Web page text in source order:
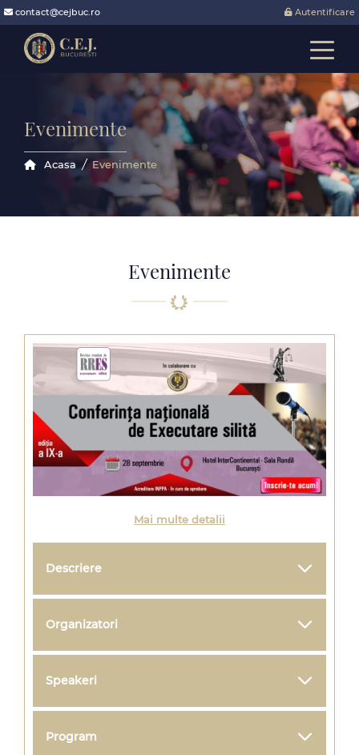
contact@cejbuc.ro Autentificare
Evenimente
Acasa Evenimente
Evenimente
Mai multe detalii
Descriere
Organizatori
Speakeri
Program